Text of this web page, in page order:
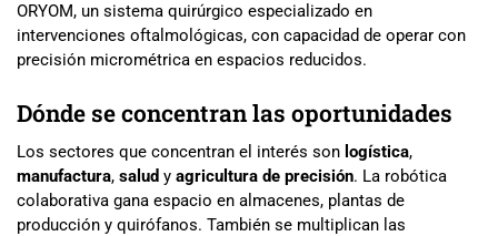
ORYOM, un sistema quirúrgico especializado en
intervenciones oftalmológicas, con capacidad de operar con
precisión micrométrica en espacios reducidos.
Dónde se concentran las oportunidades
Los sectores que concentran el interés son logística,
manufactura, salud y agricultura de precisión. La robótica
colaborativa gana espacio en almacenes, plantas de
producción y quirófanos. También se multiplican las